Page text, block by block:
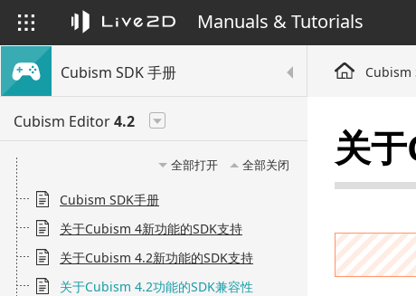
Manuals & Tutorials
Cubism SDK 手册
Cubism Editor4.2
全部打开 全部关闭
Cubism SDK手册
关于Cubism 4新功能的SDK支持
关于Cubism 4.2新功能的SDK支持
关于Cubism 4.2功能的SDK兼容性
Cubism
关